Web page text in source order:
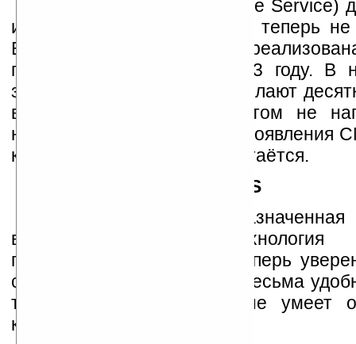
СМС (SMS Short Message Service)
изменили нашу жизнь. Кто теперь
Впервые идея СМС была
практикантом Nokia в 1993 году.
знаем людей, которые посылают
в день, абсолютно при этом не
настоящему пострадал от появления
которому и так изрядно достаётся.
GPS
Первоначально
военных целей технология
позиционирования GPS, теперь
себя и в мирной технике. Весьма
тех, кто не любит или не умеет
картами.